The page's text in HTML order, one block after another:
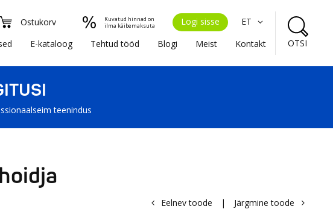
Ostukorv
Kuvatud hinnad on
ilma käibemaksuta
Logi sisse
ET
E-kataloog Tehtud tööd Blogi Meist Kontakt OTSI
teenindus
Eelnev toode | Järgmine toode